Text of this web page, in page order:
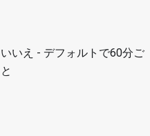
いいえ - デフォルトで60分ご
と